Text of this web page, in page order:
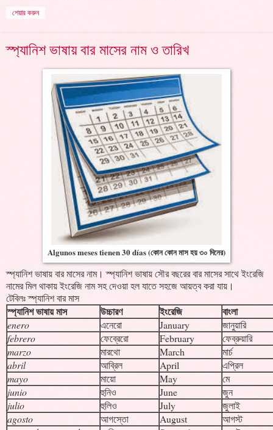
শেয়ার করুন
স্প্যানিশ ভাষায় বার মাসের নাম ও তারিখ
Algunos meses tienen 30 días (কোন কোন মাস হয় ৩০ দিনের)
স্প্যানিশ ভাষায় বার মাসের নাম। স্প্যানিশ ভাষায় সৌর বছরের বার মাসের সাথে ইংরেজি
নামের মিল থাকায় ইংরেজি নাম সহ দেওয়া হল যাতে সহজে আয়ত্ব করা যায়।
টেবিলঃ স্প্যানিশ বার মাস
স্প্যানিশ ভাষায় মাস উচ্চারণ ইংরেজি বাংলা
enero এনেরো January
জানুয়ারি
febrero
ফেব্রেরো February
ফেব্রুয়ারি
marzo
মারথো March
মার্চ
abril
আব্রিল April
এপ্রিল
mayo
মায়ো May
মে
junio
হুনিও June
জুন
julio
হুলিও July
জুলাই
agosto
আগস্তো August
আগস্ট